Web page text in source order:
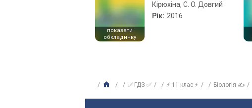
показати
обкладинку
Кірюхіна, С. О. Довгий
Рік: 2016
✅ ГДЗ ✅ ⚡ 11 клас ⚡ Біологія ✍